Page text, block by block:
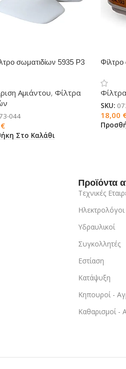
σωματιδίων 5935 P3
Αμιάντου, Φίλτρα
044
€
Στο Καλάθι
Φίλτρο
SKU:
18,00
Προϊόντα
Τεχνικές
Ηλεκτρολόγοι
Υδραυλικοί
Συγκολλητές
Εστίαση
Κατάψυξη
Κηπουροί -
Καθαρισμοί -